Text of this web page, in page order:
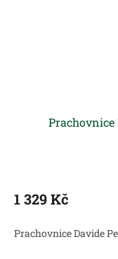
Prachovnice
1 329 Kč
Prachovnice Davide